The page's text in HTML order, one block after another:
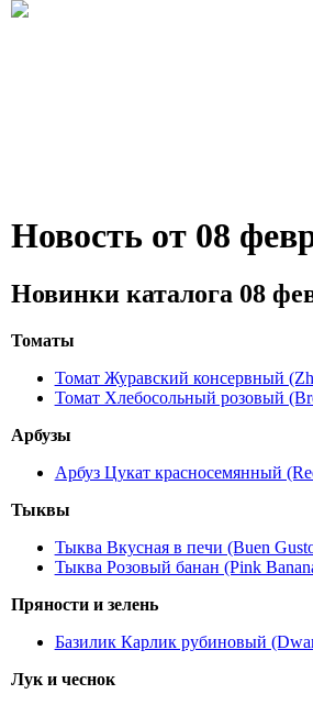
Новость от 08
Новинки каталога 08
Томаты
Томат Журавский консервный
Томат Хлебосольный розовый
Арбузы
Арбуз Цукат красносемянный
Тыквы
Тыква Вкусная в печи (Buen
Тыква Розовый банан (Pink
Пряности и зелень
Базилик Карлик рубиновый
Лук и чеснок